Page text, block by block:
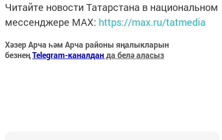
Читайте новости Татарстана в национальном
мессенджере MАХ: https://max.ru/tatmedia
Хәзер Арча һәм Арча районы яңалыкларын
безнеңTelegram-каналданда белә аласыз